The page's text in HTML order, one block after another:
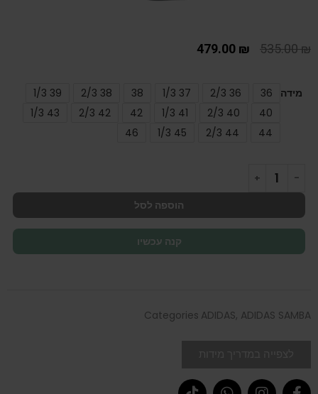
535.00₪
479.00 ₪
מידה 36
36 2/3
37 1/3
38
38 2/3
39 1/3
40
40 2/3
41 1/3
42
42 2/3
43 1/3
44
44 2/3
45 1/3
46
הוספה לסל
קנה עכשיו
Categories ADIDAS, ADIDAS SAMBA